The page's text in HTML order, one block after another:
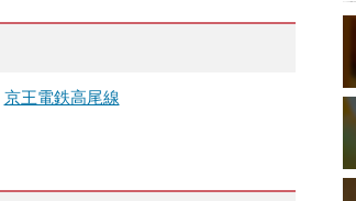
京王電鉄高尾線